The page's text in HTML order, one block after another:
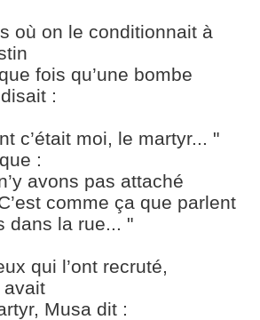
où on le conditionnait à
fois qu’une bombe
:
c’était moi, le martyr... "
:
avons pas attaché
comme ça que parlent
dans la rue... "
qui l’ont recruté,
avait
Musa dit :